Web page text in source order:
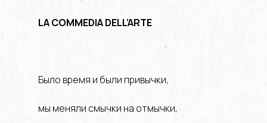
LA COMMEDIA DELL’ARTE
Было время и были привычки,
мы меняли смычки на отмычки,